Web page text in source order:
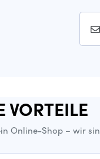
VORTEILE
Online-Shop – wir